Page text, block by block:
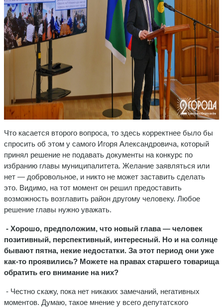
Что касается второго вопроса, то здесь корректнее было бы
спросить об этом у самого Игоря Александровича, который
принял решение не подавать документы на конкурс по
избранию главы муниципалитета. Желание заявляться или
нет — добровольное, и никто не может заставить сделать
это. Видимо, на тот момент он решил предоставить
возможность возглавить район другому человеку. Любое
решение главы нужно уважать.
- Хорошо, предположим, что новый глава — человек
позитивный, перспективный, интересный. Но и на солнце
бывают пятна, некие недостатки. За этот период они уже
как-то проявились? Можете на правах старшего товарища
обратить его внимание на них?
- Честно скажу, пока нет никаких замечаний, негативных
моментов. Думаю, такое мнение у всего депутатского